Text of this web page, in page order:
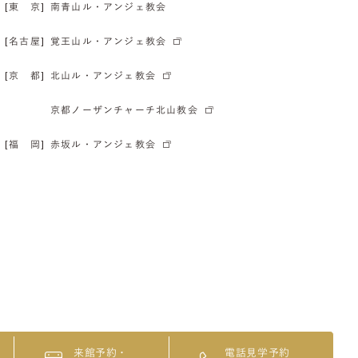
[東 京] 南青山ル・アンジェ教会
[名古屋] 覚王山ル・アンジェ教会
[京 都] 北山ル・アンジェ教会
京都ノーザンチャーチ北山教会
[福 岡] 赤坂ル・アンジェ教会
来館予約・ 電話見学予約